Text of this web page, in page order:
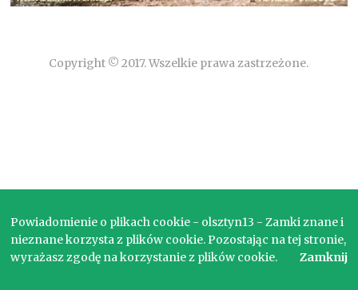
Copyright © 2017. Wszelkie prawa zastrzeżone.
Powiadomienie o plikach cookie - olsztyn13 - Zamki znane i
nieznane korzysta z plików cookie. Pozostając na tej stronie,
wyrażasz zgodę na korzystanie z plików cookie.
Zamknij